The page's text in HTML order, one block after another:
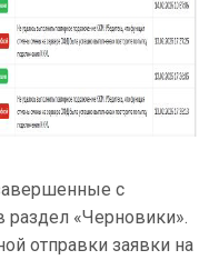
с
«Черновики».
отправки заявки на